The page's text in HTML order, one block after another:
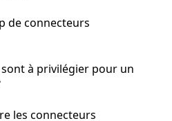
de connecteurs
à privilégier pour un
les connecteurs